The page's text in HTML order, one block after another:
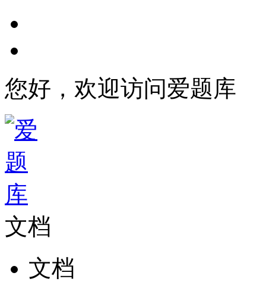
您好，欢迎访问爱题库
文档
文档